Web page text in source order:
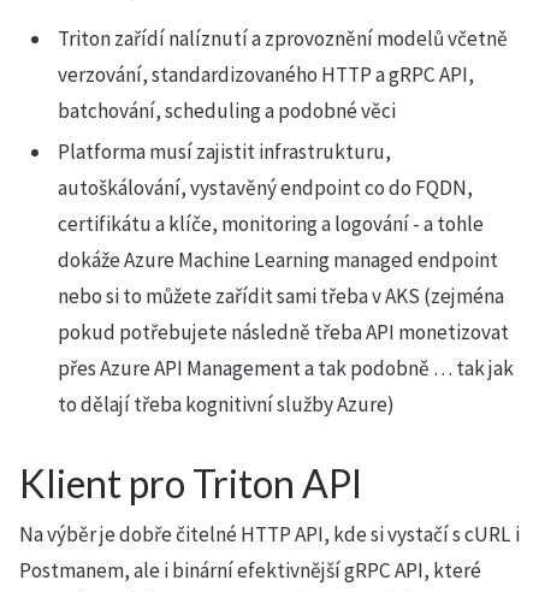
Triton zařídí nalíznutí a zprovoznění modelů včetně
verzování, standardizovaného HTTP a gRPC API,
batchování, scheduling a podobné věci
Platforma musí zajistit infrastrukturu,
autoškálování, vystavěný endpoint co do FQDN,
certifikátu a klíče, monitoring a logování - a tohle
dokáže Azure Machine Learning managed endpoint
nebo si to můžete zařídit sami třeba v AKS (zejména
pokud potřebujete následně třeba API monetizovat
přes Azure API Management a tak podobně … tak jak
to dělají třeba kognitivní služby Azure)
Klient pro Triton API
Na výběr je dobře čitelné HTTP API, kde si vystačí s cURL i
Postmanem, ale i binární efektivnější gRPC API, které